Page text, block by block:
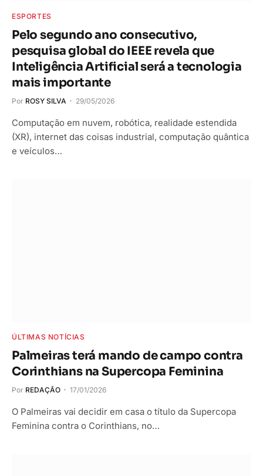
ESPORTES
Pelo segundo ano consecutivo,
pesquisa global do IEEE revela que
Inteligência Artificial será a tecnologia
mais importante
Por ROSY SILVA 29/05/2026
Computação em nuvem, robótica, realidade estendida
(XR), internet das coisas industrial, computação quântica
e veículos…
ÚLTIMAS NOTÍCIAS
Palmeiras terá mando de campo contra
Corinthians na Supercopa Feminina
Por REDAÇÃO 17/01/2026
O Palmeiras vai decidir em casa o título da Supercopa
Feminina contra o Corinthians, no…